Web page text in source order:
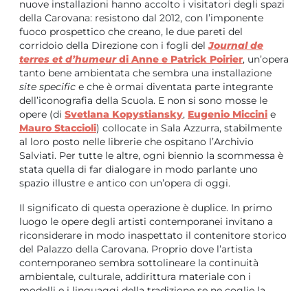
nuove installazioni hanno accolto i visitatori degli spazi
della Carovana: resistono dal 2012, con l’imponente
fuoco prospettico che creano, le due pareti del
corridoio della Direzione con i fogli delJournal de
terres et d’humeurdi Anne e Patrick Poirier, un’opera
tanto bene ambientata che sembra una installazione
site specific e che è ormai diventata parte integrante
dell’iconografia della Scuola. E non si sono mosse le
opere (di Svetlana Kopystiansky, Eugenio Miccini e
Mauro Staccioli) collocate in Sala Azzurra, stabilmente
al loro posto nelle librerie che ospitano l’Archivio
Salviati. Per tutte le altre, ogni biennio la scommessa è
stata quella di far dialogare in modo parlante uno
spazio illustre e antico con un’opera di oggi.
Il significato di questa operazione è duplice. In primo
luogo le opere degli artisti contemporanei invitano a
riconsiderare in modo inaspettato il contenitore storico
del Palazzo della Carovana. Proprio dove l’artista
contemporaneo sembra sottolineare la continuità
ambientale, culturale, addirittura materiale con i